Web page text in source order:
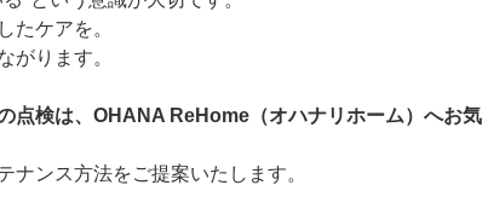
たケアを。
がります。
点検は、OHANA ReHome（オハナリホーム）へお気
ナンス方法をご提案いたします。